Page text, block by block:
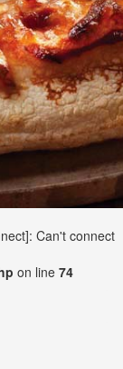
]: Can't connect
on line 74